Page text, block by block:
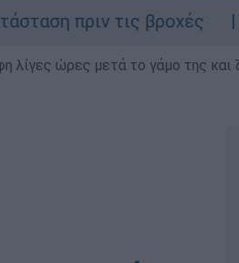
τις βροχές
ώρες μετά το γάμο της και